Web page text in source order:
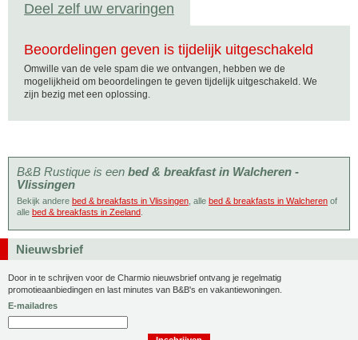
Deel zelf uw ervaringen
Beoordelingen geven is tijdelijk uitgeschakeld
Omwille van de vele spam die we ontvangen, hebben we de
mogelijkheid om beoordelingen te geven tijdelijk uitgeschakeld. We
zijn bezig met een oplossing.
B&B Rustique is een bed & breakfast in Walcheren -
Vlissingen
Bekijk andere bed & breakfasts in Vlissingen , alle bed & breakfasts in Walcheren of
alle bed & breakfasts in Zeeland
Nieuwsbrief
Door in te schrijven voor de Charmio nieuwsbrief ontvang je regelmatig
promotieaanbiedingen en last minutes van B&B's en vakantiewoningen.
E-mailadres